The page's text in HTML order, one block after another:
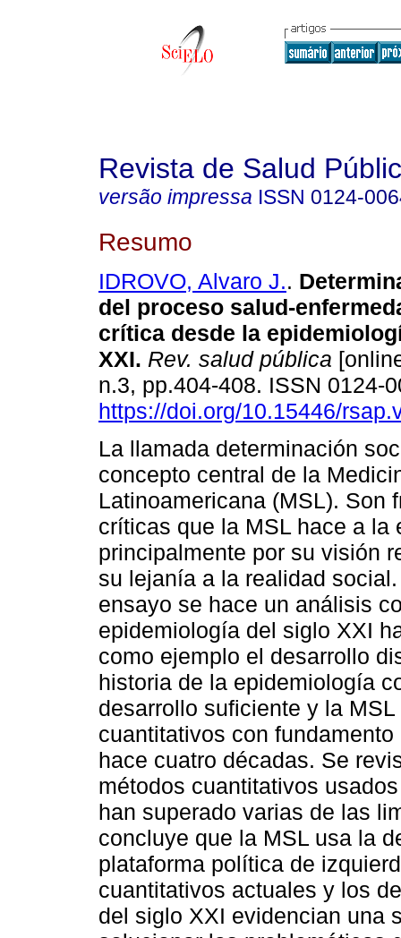
Revista de Salud
versão impressa ISSN 0124-
Resumo
IDROVO, Alvaro J..
del proceso salud-
crítica desde la
XXI. Rev. salud pública
n.3, pp.404-408. ISSN 0124-
https://doi.org/10.15446/
La llamada determinación
concepto central de la
Latinoamericana (MSL). Son
críticas que la MSL hace a la
principalmente por su visión
su lejanía a la realidad
ensayo se hace un análisis
epidemiología del siglo XXI
como ejemplo el desarrollo
historia de la epidemiología
desarrollo suficiente y la
cuantitativos con
hace cuatro décadas. Se
métodos cuantitativos
han superado varias de las
concluye que la MSL usa la
plataforma política de
cuantitativos actuales y los
del siglo XXI evidencian una